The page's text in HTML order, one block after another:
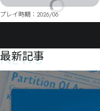
プレイ時期： 2026/06
NEWS
最新記事